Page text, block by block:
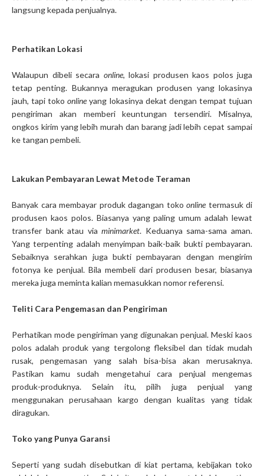
langsung kepada penjualnya.
Perhatikan Lokasi
Walaupun dibeli secara online, lokasi produsen kaos polos juga
tetap penting. Bukannya meragukan produsen yang lokasinya
jauh, tapi tokoonline yang lokasinya dekat dengan tempat tujuan
pengiriman akan memberi keuntungan tersendiri. Misalnya,
ongkos kirim yang lebih murah dan barang jadi lebih cepat sampai
ke tangan pembeli.
Lakukan Pembayaran Lewat Metode Teraman
Banyak cara membayar produk dagangan toko online termasuk di
produsen kaos polos. Biasanya yang paling umum adalah lewat
transfer bank atau viaminimarket. Keduanya sama-sama aman.
Yang terpenting adalah menyimpan baik-baik bukti pembayaran.
Sebaiknya serahkan juga bukti pembayaran dengan mengirim
fotonya ke penjual. Bila membeli dari produsen besar, biasanya
mereka juga meminta kalian memasukkan nomor referensi.
Teliti Cara Pengemasan dan Pengiriman
Perhatikan mode pengiriman yang digunakan penjual. Meski kaos
polos adalah produk yang tergolong fleksibel dan tidak mudah
rusak, pengemasan yang salah bisa-bisa akan merusaknya.
Pastikan kamu sudah mengetahui cara penjual mengemas
produk-produknya. Selain itu, pilih juga penjual yang
menggunakan perusahaan kargo dengan kualitas yang tidak
diragukan.
Toko yang Punya Garansi
Seperti yang sudah disebutkan di kiat pertama, kebijakan toko